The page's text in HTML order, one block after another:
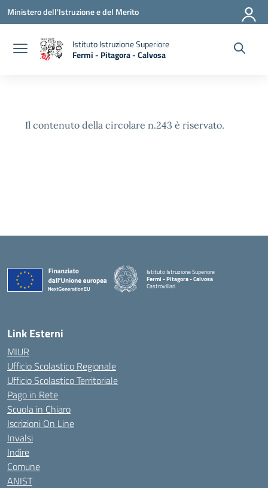
Vai ai contenuti
Vai al menu di navigazione
Vai al footer
Ministero dell'Istruzione e del Merito
Istituto Istruzione Superiore
Fermi - Pitagora - Calvosa
— Visita la pagina iniziale della scuola
Il contenuto della circolare n.243 è riservato.
Istituto Istruzione Superiore
Fermi - Pitagora - Calvosa
Castrovillari
Link Esterni
MIUR
Ufficio Scolastico Regionale
Ufficio Scolastico Territoriale
Pago in Rete
Scuola in Chiaro
Iscrizioni On Line
Invalsi
Indire
Comune
ANIST